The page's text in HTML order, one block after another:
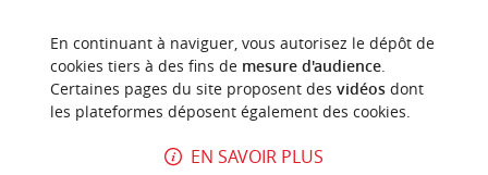
La Sauve
15,3 km
En continuant à naviguer, vous autorisez le dépôt de
cookies tiers à des fins de mesure d'audience.
Certaines pages du site proposent des vidéosdont
les plateformes déposent également des cookies.
EN SAVOIR PLUS